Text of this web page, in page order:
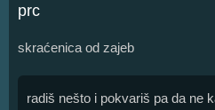
prc
skraćenica od zajeb
radiš nešto i pokvariš pa da ne